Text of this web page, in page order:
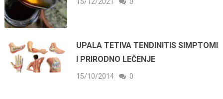
15/12/2021 0
UPALA TETIVA TENDINITIS SIMPTOMI
I PRIRODNO LEČENJE
15/10/2014 0